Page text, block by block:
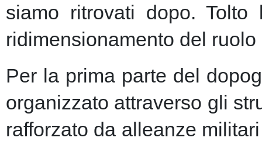
siamo ritrovati dopo.
ridimensionamento del
Per la prima parte del
organizzato attraverso gli
rafforzato da alleanze